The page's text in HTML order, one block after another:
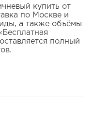
купить от
по Москве и
а также объёмы
полный